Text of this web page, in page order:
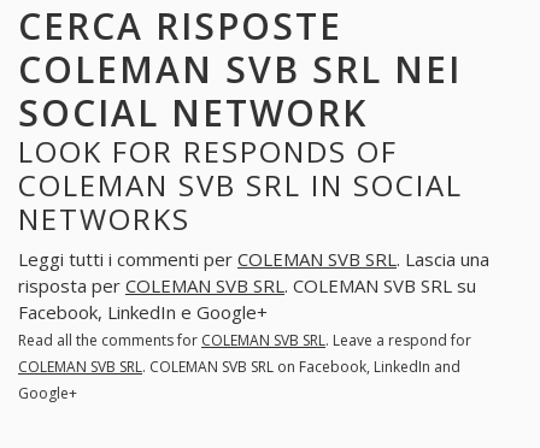
CERCA RISPOSTE
COLEMAN SVB SRL NEI
SOCIAL NETWORK
LOOK FOR RESPONDS OF
COLEMAN SVB SRL IN SOCIAL
NETWORKS
Leggi tutti i commenti per COLEMAN SVB SRL . Lascia una
risposta per COLEMAN SVB SRL . COLEMAN SVB SRL su
Facebook, LinkedIn e Google+
Read all the comments for COLEMAN SVB SRL. Leave a respond for
COLEMAN SVB SRL. COLEMAN SVB SRL on Facebook, LinkedIn and
Google+